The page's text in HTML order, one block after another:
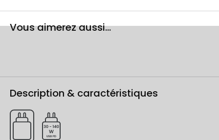
Vous aimerez aussi...
Description & caractéristiques